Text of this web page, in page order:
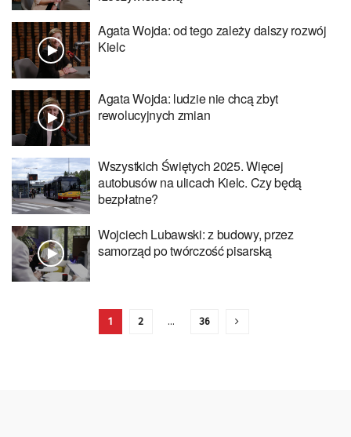
Agata Wojda: od tego zależy dalszy rozwój
Kielc
Agata Wojda: ludzie nie chcą zbyt
rewolucyjnych zmian
Wszystkich Świętych 2025. Więcej
autobusów na ulicach Kielc. Czy będą
bezpłatne?
Wojciech Lubawski: z budowy, przez
samorząd po twórczość pisarską
1 2 … 36